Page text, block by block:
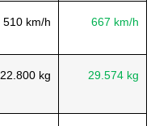
510 km/h 667 km/h
22.800 kg 29.574 kg